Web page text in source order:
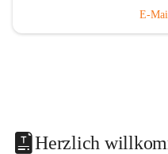
E-
Herzlich